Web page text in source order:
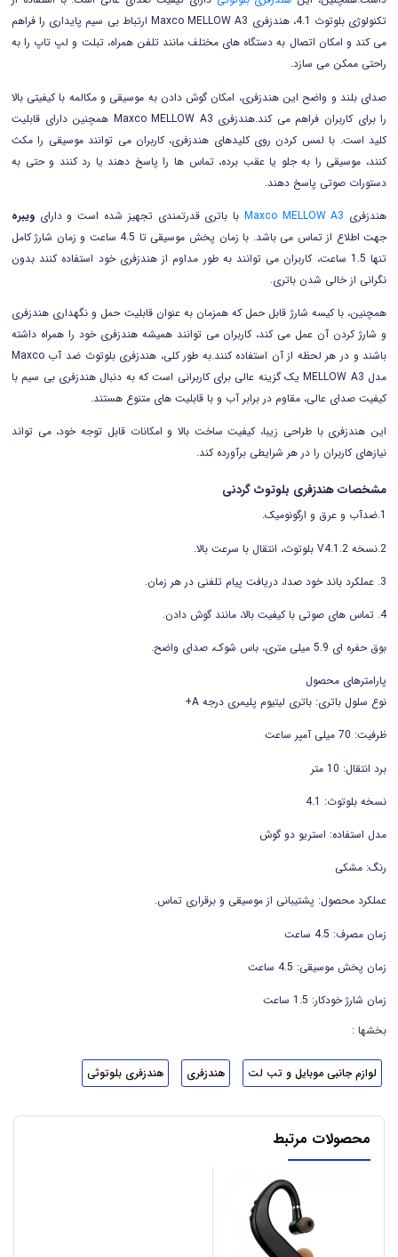
تکنولوژی بلوتوث 4.1، هندزفری Maxco MELLOW A3 ارتباط بی سیم پایداری را فراهم
می کند و امکان اتصال به دستگاه های مختلف مانند تلفن همراه، تبلت و لپ تاپ را به
راحتی ممکن می سازد.
صدای بلند و واضح این هندزفری، امکان گوش دادن به موسیقی و مکالمه با کیفیتی بالا
را برای کاربران فراهم می کند.هندزفری Maxco MELLOW A3 همچنین دارای قابلیت
کلید است. با لمس کردن روی کلیدهای هندزفری، کاربران می توانند موسیقی را مکث
کنند، موسیقی را به جلو یا عقب برده، تماس ها را پاسخ دهند یا رد کنند و حتی به
دستورات صوتی پاسخ دهند.
هندزفری Maxco MELLOW A3 با باتری قدرتمندی تجهیز شده است و دارای ویبره
جهت اطلاع از تماس می باشد. با زمان پخش موسیقی تا 4.5 ساعت و زمان شارژ کامل
تنها 1.5 ساعت، کاربران می توانند به طور مداوم از هندزفری خود استفاده کنند بدون
نگرانی از خالی شدن باتری.
همچنین، با کیسه شارژ قابل حمل که همزمان به عنوان قابلیت حمل و نگهداری هندزفری
و شارژ کردن آن عمل می کند، کاربران می توانند همیشه هندزفری خود را همراه داشته
باشند و در هر لحظه از آن استفاده کنند.به طور کلی، هندزفری بلوتوث ضد آب Maxco
مدل MELLOW A3 یک گزینه عالی برای کاربرانی است که به دنبال هندزفری بی سیم با
کیفیت صدای عالی، مقاوم در برابر آب و با قابلیت های متنوع هستند.
این هندزفری با طراحی زیبا، کیفیت ساخت بالا و امکانات قابل توجه خود، می تواند
نیازهای کاربران را در هر شرایطی برآورده کند.
مشخصات هندزفری بلوتوث گردنی
1.ضدآب و عرق و ارگونومیک.
2.نسخه 2.V4.1 بلوتوث، انتقال با سرعت بالا.
3. عملکرد باند خود صدا، دریافت پیام تلفنی در هر زمان.
4. تماس های صوتی با کیفیت بالا، مانند گوش دادن.
بوق حفره ای 5.9 میلی متری، باس شوک، صدای واضح.
پارامترهای محصول
نوع سلول باتری: باتری لیتیوم پلیمری درجه A+
ظرفیت: 70 میلی آمپر ساعت
برد انتقال: 10 متر
نسخه بلوتوث: 4.1
مدل استفاده: استریو دو گوش
رنگ: مشکی
عملکرد محصول: پشتیبانی از موسیقی و برقراری تماس.
زمان مصرف: 4.5 ساعت
زمان پخش موسیقی: 4.5 ساعت
زمان شارژ خودکار: 1.5 ساعت
بخشها :
لوازم جانبی موبایل و تب لت هندزفری هندزفری بلوتوثی
محصولات مرتبط